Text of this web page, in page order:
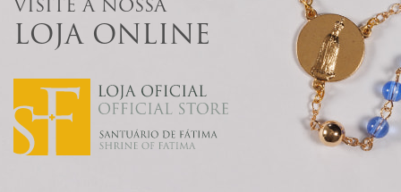
LOJA ONLINE